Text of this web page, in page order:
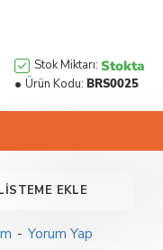
- Yorum Yap
Stok Miktarı: Stokta
Ürün Kodu: BRS0025
EKLE